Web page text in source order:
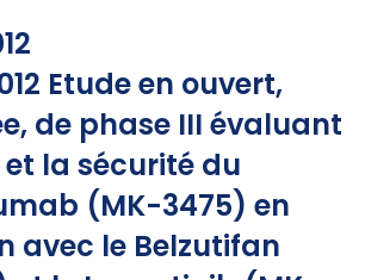
Etude en ouvert,
de phase III évaluant
la sécurité du
(MK-3475) en
avec le Belzutifan